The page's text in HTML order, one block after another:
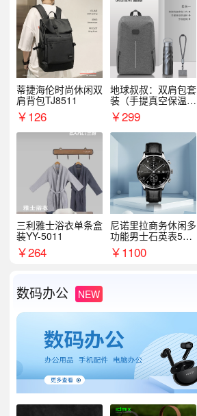
蒂捷海伦时尚休闲双
肩背包TJ8511
￥126
地球叔叔：双肩包套
装（手提真空保温杯
+手机挂绳）
￥299
三利雅士浴衣单条盒
装YY-5011
￥264
尼诺里拉商务休闲多
功能男士石英表510
05
￥1100
数码办公 NEW